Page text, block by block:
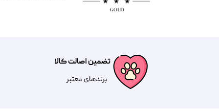
تضمین اصالت کالا
​​برندهای معتبر​​​​​​​